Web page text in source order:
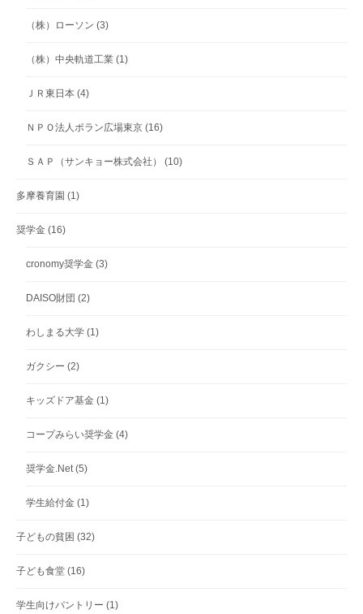
（株）ローソン (3)
（株）中央軌道工業 (1)
ＪＲ東日本 (4)
ＮＰＯ法人ポラン広場東京 (16)
ＳＡＰ（サンキョー株式会社） (10)
多摩養育園 (1)
奨学金 (16)
cronomy奨学金 (3)
DAISO財団 (2)
わしまる大学 (1)
ガクシー (2)
キッズドア基金 (1)
コープみらい奨学金 (4)
奨学金.Net (5)
学生給付金 (1)
子どもの貧困 (32)
子ども食堂 (16)
学生向けパントリー (1)